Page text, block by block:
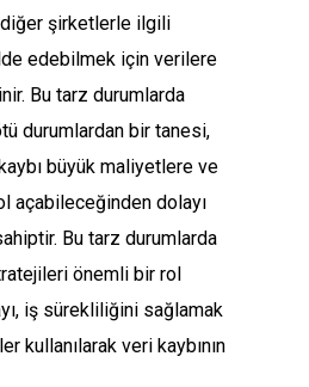
şirketlerle ilgili
edebilmek için verilere
Bu tarz durumlarda
durumlardan bir tanesi,
büyük maliyetlere ve
açabileceğinden dolayı
Bu tarz durumlarda
önemli bir rol
iş sürekliliğini sağlamak
kullanılarak veri kaybının